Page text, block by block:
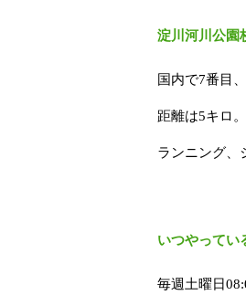
淀川河川公園
国内で7番目
距離は5キロ
ランニング、
いつやってい
毎週土曜日